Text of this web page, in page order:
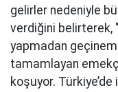
gelirler nedeniyle
verdiğini belirterek,
yapmadan
tamamlayan
koşuyor.